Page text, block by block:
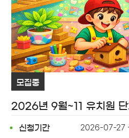
모집중
2026년 9월~11 유치원 단
신청기간 2026-07-27